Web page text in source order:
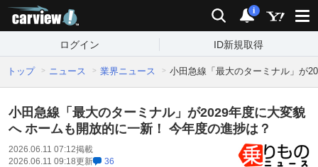
検索 通知
i
ログイン ID新規取得
トップ ニュース 業界ニュース 小田急線「最大のターミナル」が
小田急線「最大のターミナル」が2029年度に大変貌
へ ホームも開放的に一新！ 今年度の進捗は？
2026.06.11 07:12掲載
2026.06.11 09:18更新 36